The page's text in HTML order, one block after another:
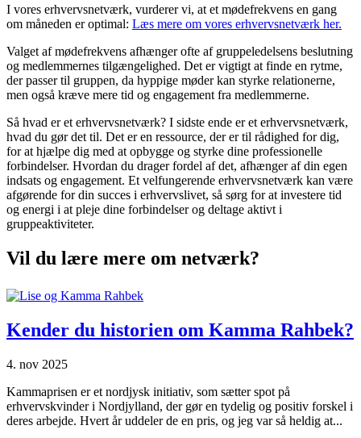
I vores erhvervsnetværk, vurderer vi, at et mødefrekvens en gang
om måneden er optimal: Læs mere om vores erhvervsnetværk her.
Valget af mødefrekvens afhænger ofte af gruppeledelsens beslutning
og medlemmernes tilgængelighed. Det er vigtigt at finde en rytme,
der passer til gruppen, da hyppige møder kan styrke relationerne,
men også kræve mere tid og engagement fra medlemmerne.
Så hvad er et erhvervsnetværk? I sidste ende er et erhvervsnetværk,
hvad du gør det til. Det er en ressource, der er til rådighed for dig,
for at hjælpe dig med at opbygge og styrke dine professionelle
forbindelser. Hvordan du drager fordel af det, afhænger af din egen
indsats og engagement. Et velfungerende erhvervsnetværk kan være
afgørende for din succes i erhvervslivet, så sørg for at investere tid
og energi i at pleje dine forbindelser og deltage aktivt i
gruppeaktiviteter.
Vil du lære mere om netværk?
Kender du historien om Kamma Rahbek?
4. nov 2025
Kammaprisen er et nordjysk initiativ, som sætter spot på
erhvervskvinder i Nordjylland, der gør en tydelig og positiv forskel i
deres arbejde. Hvert år uddeler de en pris, og jeg var så heldig at...